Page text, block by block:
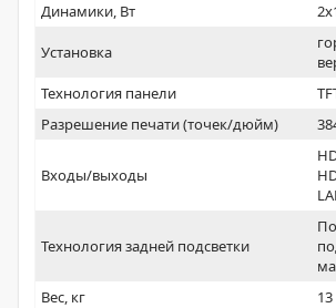
Динамики, Вт
Установка
Технология панели
Разрешение печати (точек/дюйм)
Входы/выходы
Технология задней подсветки
Вес, кг
13